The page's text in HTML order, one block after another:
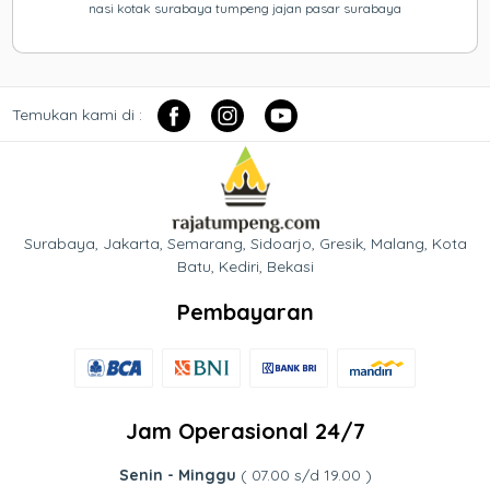
nasi kotak surabaya tumpeng jajan pasar surabaya
Temukan kami di :
Surabaya, Jakarta, Semarang, Sidoarjo, Gresik, Malang, Kota
Batu, Kediri, Bekasi
Pembayaran
Jam Operasional 24/7
Senin - Minggu ( 07.00 s/d 19.00 )